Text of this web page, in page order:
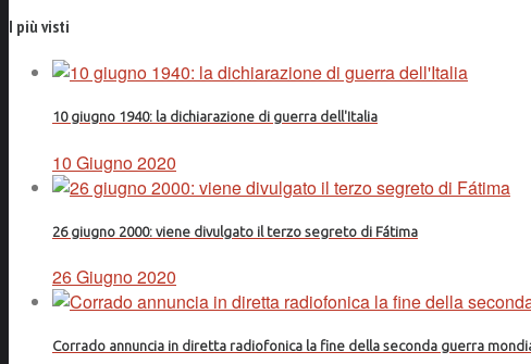
I più visti
10 giugno 1940: la dichiarazione di guerra dell'Italia
10 Giugno 2020
26 giugno 2000: viene divulgato il terzo segreto di Fátima
26 Giugno 2020
Corrado annuncia in diretta radiofonica la fine della seconda guerra